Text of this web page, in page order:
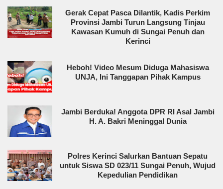
Gerak Cepat Pasca Dilantik, Kadis Perkim
Provinsi Jambi Turun Langsung Tinjau
Kawasan Kumuh di Sungai Penuh dan
Kerinci
Heboh! Video Mesum Diduga Mahasiswa
UNJA, Ini Tanggapan Pihak Kampus
Jambi Berduka! Anggota DPR RI Asal Jambi
H. A. Bakri Meninggal Dunia
Polres Kerinci Salurkan Bantuan Sepatu
untuk Siswa SD 023/11 Sungai Penuh, Wujud
Kepedulian Pendidikan